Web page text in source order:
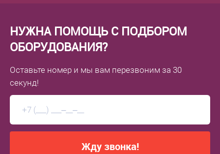
НУЖНА ПОМОЩЬ С ПОДБОРОМ
ОБОРУДОВАНИЯ?
Оставьте номер и мы вам перезвоним за 30
секунд!
Жду звонка!